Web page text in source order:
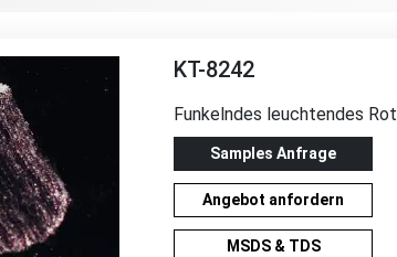
KT-8242
Funkelndes leuchtendes Rot
Samples Anfrage
Angebot anfordern
MSDS & TDS